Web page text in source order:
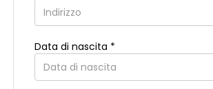
Paese di residenza *
Data di nascita *